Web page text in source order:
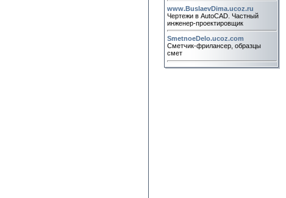
www.BuslaevDima.ucoz.ru
Чертежи в AutoCAD. Частный
инженер-проектировщик
SmetnoeDelo.ucoz.com
Сметчик-фрилансер, образцы
смет